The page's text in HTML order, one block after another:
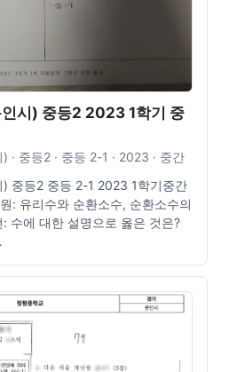
시) 중등2 2023 1학기 중
· 중등2 · 중등 2-1 · 2023 · 중간
중등2 중등 2-1 2023 1학기중간
: 유리수와 순환소수, 순환소수의
: 수에 대한 설명으로 옳은 것은?